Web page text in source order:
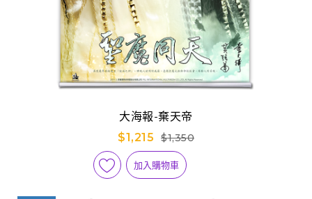
大海報-棄天帝
$1,215
$1,350
加入購物車